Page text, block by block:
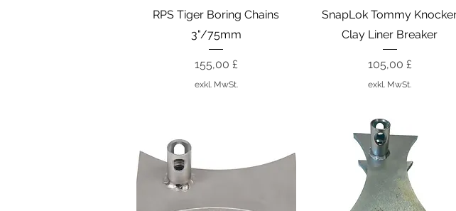
Schnellansicht
RPS Tiger Boring Chains
3"/75mm
Preis
155,00 £
exkl. MwSt.
Schnellansicht
SnapLok Tommy
Clay Liner Breaker
Preis
105,00 £
exkl. MwSt.